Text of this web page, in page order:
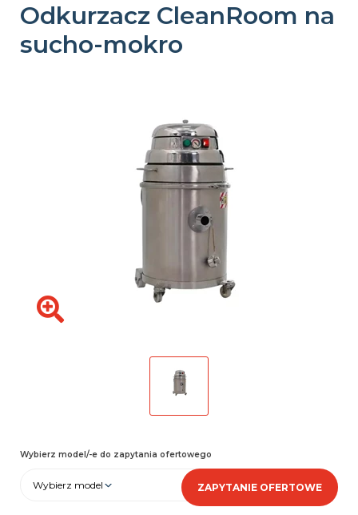
Odkurzacz CleanRoom na
sucho-mokro
Wybierz model/-e do zapytania ofertowego
Wybierz model ZAPYTANIE OFERTOWE